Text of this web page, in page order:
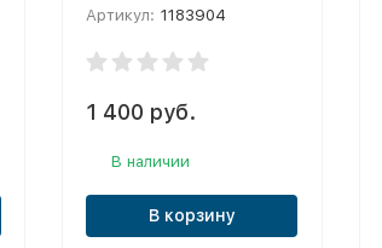
Артикул: 1183904
1 400 руб.
В наличии
В корзину